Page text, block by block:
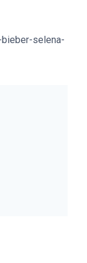
selena-